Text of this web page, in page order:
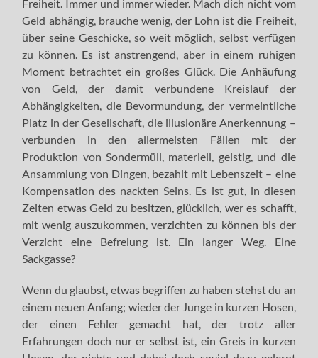
Freiheit. Immer und immer wieder. Mach dich nicht vom
Geld abhängig, brauche wenig, der Lohn ist die Freiheit,
über seine Geschicke, so weit möglich, selbst verfügen
zu können. Es ist anstrengend, aber in einem ruhigen
Moment betrachtet ein großes Glück. Die Anhäufung
von Geld, der damit verbundene Kreislauf der
Abhängigkeiten, die Bevormundung, der vermeintliche
Platz in der Gesellschaft, die illusionäre Anerkennung –
verbunden in den allermeisten Fällen mit der
Produktion von Sondermüll, materiell, geistig, und die
Ansammlung von Dingen, bezahlt mit Lebenszeit – eine
Kompensation des nackten Seins. Es ist gut, in diesen
Zeiten etwas Geld zu besitzen, glücklich, wer es schafft,
mit wenig auszukommen, verzichten zu können bis der
Verzicht eine Befreiung ist. Ein langer Weg. Eine
Sackgasse?
Wenn du glaubst, etwas begriffen zu haben stehst du an
einem neuen Anfang; wieder der Junge in kurzen Hosen,
der einen Fehler gemacht hat, der trotz aller
Erfahrungen doch nur er selbst ist, ein Greis in kurzen